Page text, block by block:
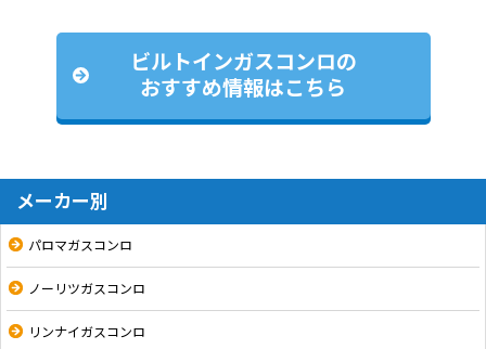
ビルトインガスコンロの
おすすめ情報はこちら
メーカー別
パロマガスコンロ
ノーリツガスコンロ
リンナイガスコンロ